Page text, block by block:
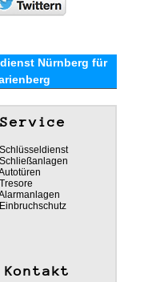
Nürnberg für
Service
Schlüsseldienst
Schließanlagen
Alarmanlagen
Einbruchschutz
Kontakt